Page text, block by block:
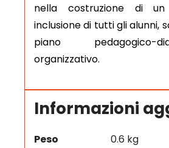
nella costruzione di
inclusione di tutti gli alunni,
piano
organizzativo.
Informazioni
Peso
0.6 kg